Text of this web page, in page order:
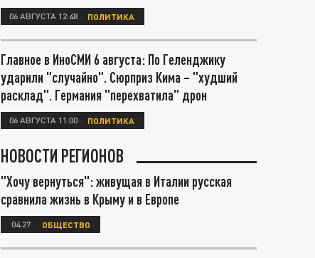
06 АВГУСТА 12:48 ПОЛИТИКА
Главное в ИноСМИ 6 августа: По Геленджику
ударили "случайно". Сюрприз Кима – "худший
расклад". Германия "перехватила" дрон
06 АВГУСТА 11:00 ПОЛИТИКА
НОВОСТИ РЕГИОНОВ
"Хочу вернуться": живущая в Италии русская
сравнила жизнь в Крыму и в Европе
04:27 ОБЩЕСТВО